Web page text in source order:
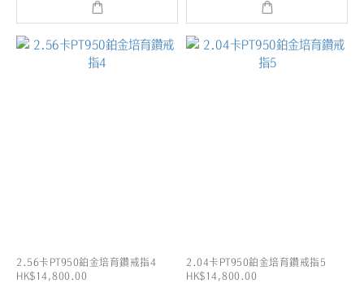
2.56卡PT950鉑金培育鑽戒指4
HK$14,800.00
2.04卡PT950鉑金培育鑽戒指5
HK$14,800.00